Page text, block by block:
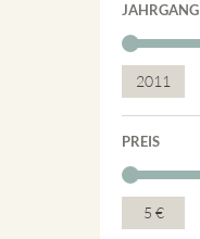
JAHRGANG
2011
PREIS
5 €